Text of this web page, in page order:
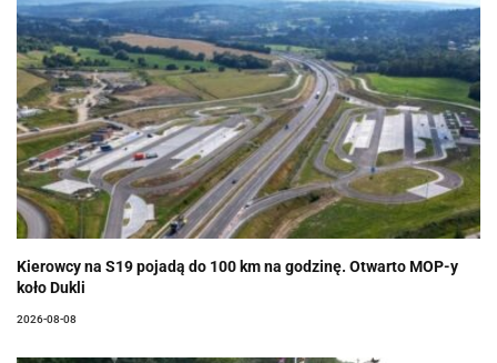
Kierowcy na S19 pojadą do 100 km na godzinę. Otwarto MOP-y
koło Dukli
2026-08-08